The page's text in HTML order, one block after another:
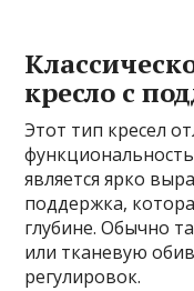
кресло с
Этот тип кресел
является ярко
поддержка,
глубине. Обычно
или тканевую
регулировок.